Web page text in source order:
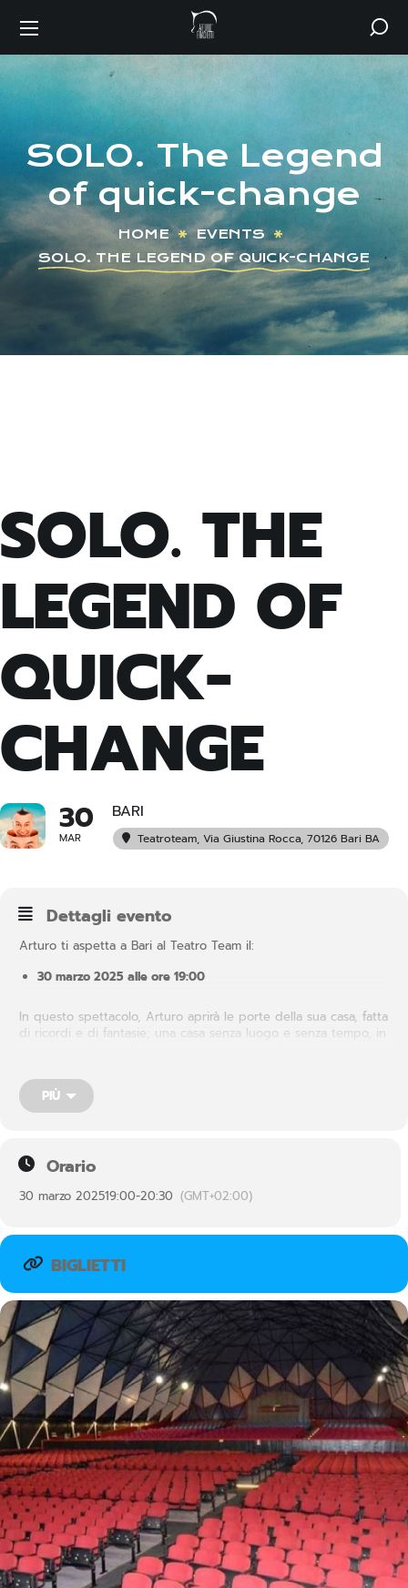
SOLO. The Legend
of quick-change
HOME
EVENTS
SOLO. THE LEGEND OF QUICK-CHANGE
SOLO. THE
LEGEND OF
QUICK-
CHANGE
30
MAR
BARI
Teatroteam, Via Giustina Rocca, 70126 Bari BA
Dettagli evento
Arturo ti aspetta a Bari al Teatro Team il:
30 marzo 2025 alle ore 19:00
In questo spettacolo, Arturo aprirà le porte della sua casa, fatta
di ricordi e di fantasie; una casa senza luogo e senza tempo, in
ognuna delle stanze racconta un aspetto diverso del nostro
essere. È una casa segreta, senza presente, passato e futuro, in
cui conserviamo i sogni e i desideri….
PIÙ
Orario
30 marzo 202519:00-20:30 (GMT+02:00)
BIGLIETTI